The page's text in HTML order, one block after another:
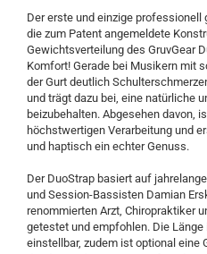
Der erste und einzige
die zum Patent angemeldete
Gewichtsverteilung des GruvGear
Komfort! Gerade bei Musikern mit
der Gurt deutlich
und trägt dazu bei, eine natürliche
beizubehalten. Abgesehen davon,
höchstwertigen Verarbeitung und
und haptisch ein echter Genuss.
Der DuoStrap basiert auf
und Session-Bassisten Damian
renommierten Arzt, Chiropraktiker
getestet und empfohlen. Die
einstellbar, zudem ist optional eine